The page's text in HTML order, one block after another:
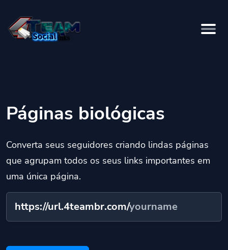
Páginas biológicas
Converta seus seguidores criando lindas páginas
que agrupam todos os seus links importantes em
uma única página.
https://url.4teambr.com/yourname